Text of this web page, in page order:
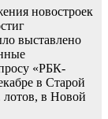
новостроек
выставлено
«РБК-
в Старой
лотов, в Новой